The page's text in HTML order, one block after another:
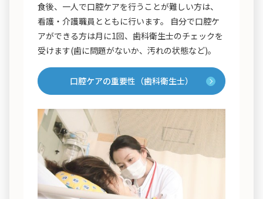
食後、一人で口腔ケアを行うことが難しい方は、
看護・介護職員とともに行います。 自分で口腔ケ
アができる方は月に1回、歯科衛生士のチェックを
受けます(歯に問題がないか、汚れの状態など)。
口腔ケアの重要性（歯科衛生士）